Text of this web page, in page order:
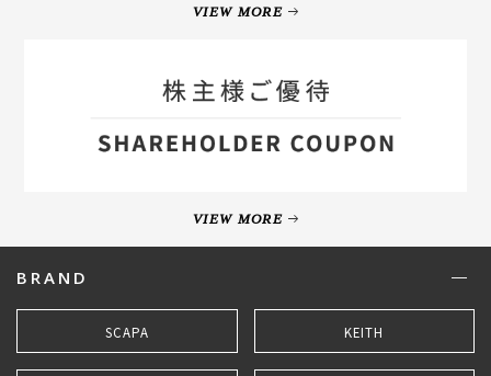
VIEW MORE
VIEW MORE
BRAND
SCAPA KEITH